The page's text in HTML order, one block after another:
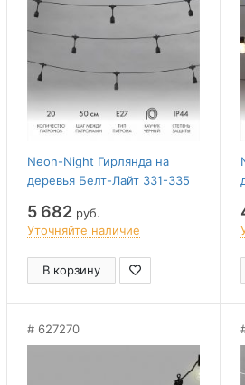
Neon-Night Гирлянда на
деревья Белт-Лайт 331-335
5 682 руб.
Уточняйте наличие
В корзину
627270